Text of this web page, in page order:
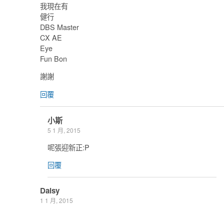
我現在有
健行
DBS Master
CX AE
Eye
Fun Bon
謝謝
回覆
小斯
5 1 月, 2015
呢張迎新正:P
回覆
Daisy
1 1 月, 2015